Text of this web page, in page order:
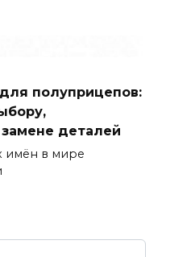
для полуприцепов:
деталей
имён в мире